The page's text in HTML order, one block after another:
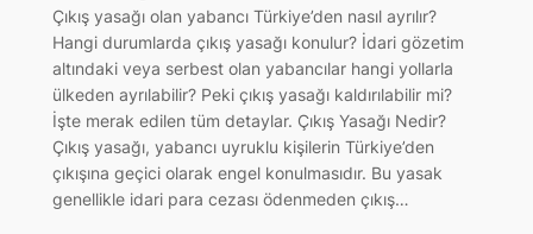
Çıkış yasağı olan yabancı Türkiye’den nasıl ayrılır?
Hangi durumlarda çıkış yasağı konulur? İdari gözetim
altındaki veya serbest olan yabancılar hangi yollarla
ülkeden ayrılabilir? Peki çıkış yasağı kaldırılabilir mi?
İşte merak edilen tüm detaylar. Çıkış Yasağı Nedir?
Çıkış yasağı, yabancı uyruklu kişilerin Türkiye’den
çıkışına geçici olarak engel konulmasıdır. Bu yasak
genellikle idari para cezası ödenmeden çıkış…